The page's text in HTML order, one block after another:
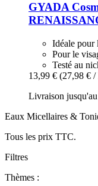
GYADA
Idéale pour
Pour le
Testé au
13,99 € (27,98 €
Livraison
Eaux Micellaires &
Tous les prix TTC.
Filtres
Thèmes :